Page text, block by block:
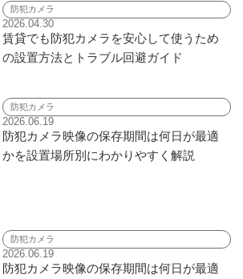
防犯カメラ
2026.04.30
賃貸でも防犯カメラを安心して使うため
の設置方法とトラブル回避ガイド
防犯カメラ
2026.06.19
防犯カメラ映像の保存期間は何日が最適
かを設置場所別にわかりやすく解説
防犯カメラ
2026.06.19
防犯カメラ映像の保存期間は何日が最適